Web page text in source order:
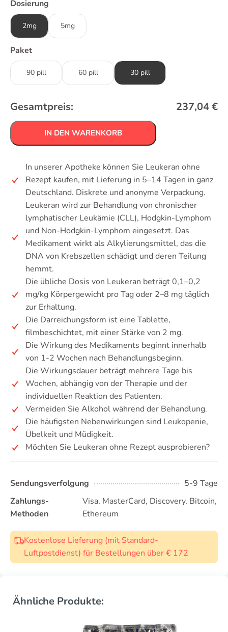
Dosierung
2mg 5mg
Paket
90 pill 60 pill 30 pill
Gesamtpreis: 237,04€
IN DEN WARENKORB
In unserer Apotheke können Sie Leukeran ohne
Rezept kaufen, mit Lieferung in 5–14 Tagen in ganz
Deutschland. Diskrete und anonyme Verpackung.
Leukeran wird zur Behandlung von chronischer
lymphatischer Leukämie (CLL), Hodgkin-Lymphom
und Non-Hodgkin-Lymphom eingesetzt. Das
Medikament wirkt als Alkylierungsmittel, das die
DNA von Krebszellen schädigt und deren Teilung
hemmt.
Die übliche Dosis von Leukeran beträgt 0,1–0,2
mg/kg Körpergewicht pro Tag oder 2–8 mg täglich
zur Erhaltung.
Die Darreichungsform ist eine Tablette,
filmbeschichtet, mit einer Stärke von 2 mg.
Die Wirkung des Medikaments beginnt innerhalb
von 1-2 Wochen nach Behandlungsbeginn.
Die Wirkungsdauer beträgt mehrere Tage bis
Wochen, abhängig von der Therapie und der
individuellen Reaktion des Patienten.
Vermeiden Sie Alkohol während der Behandlung.
Die häufigsten Nebenwirkungen sind Leukopenie,
Übelkeit und Müdigkeit.
Möchten Sie Leukeran ohne Rezept ausprobieren?
Sendungsverfolgung
5-9 Tage
Zahlungs-
Methoden
Visa, MasterCard, Discovery, Bitcoin,
Ethereum
Kostenlose Lieferung (mit Standard-
Luftpostdienst) für Bestellungen über € 172
Ähnliche Produkte: